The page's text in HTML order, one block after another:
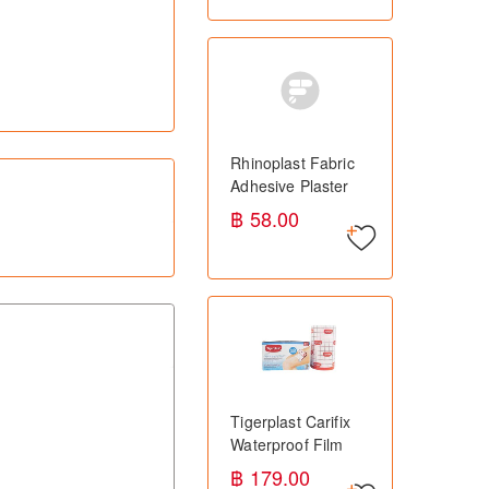
ขัดยอก
Rhinoplast Fabric
Adhesive Plaster
100s ไรโนพลาสต์
พลาสเตอร์ผ้า ปิดแผล
฿ 58.00
Tigerplast Carifix
Waterproof Film
10cmx1m ไทเกอร์
฿ 179.00